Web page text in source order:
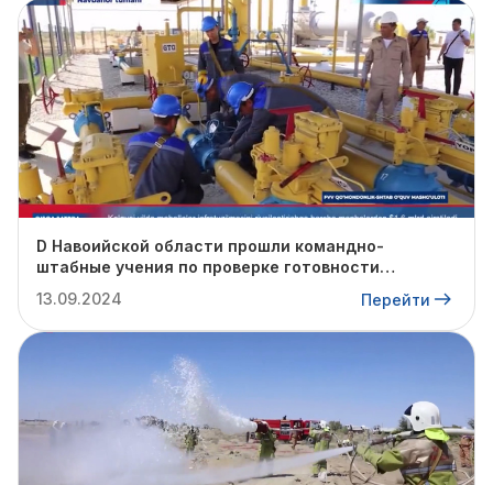
D Навоийской области прошли командно-
штабные учения по проверке готовности
отопительному сезону.
13.09.2024 Перейти